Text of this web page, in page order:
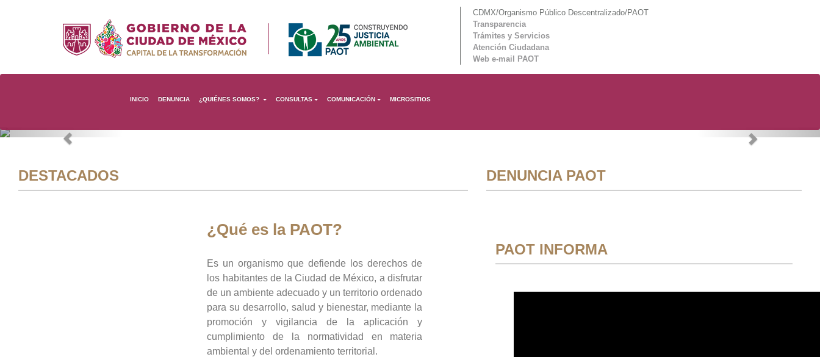
CDMX/Organismo Público Descentralizado/PAOT
Transparencia
Trámites y Servicios
Atención Ciudadana
Web e-mail PAOT
INICIO DENUNCIA ¿QUIÉNES SOMOS? CONSULTAS COMUNICACIÓN MICROSITIOS
Previous Next
DESTACADOS
¿Qué es la PAOT?
Es un organismo que defiende los derechos de
los habitantes de la Ciudad de México, a disfrutar
de un ambiente adecuado y un territorio ordenado
para su desarrollo, salud y bienestar, mediante la
promoción y vigilancia de la aplicación y
cumplimiento de la normatividad en materia
ambiental y del ordenamiento territorial.
DENUNCIA PAOT
PAOT INFORMA